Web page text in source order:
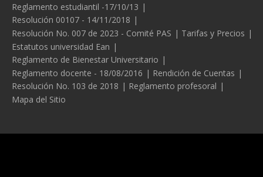
Reglamento estudiantil -17/10/13
Resolución 00107 - 14/11/2018
Resolución No. 007 de 2023 - Comité PAS
Tarifas y Precios
Estatutos universidad Ean
Reglamento de Bienestar Universitario
Reglamento docente - 18/08/2016
Rendición de Cuentas
Resolución No. 103 de 2018
Reglamento profesoral
Mapa del Sitio